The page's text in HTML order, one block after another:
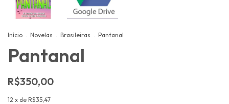
Início . Novelas . Brasileiras . Pantanal
Pantanal
R$350,00
12 x de R$35,47